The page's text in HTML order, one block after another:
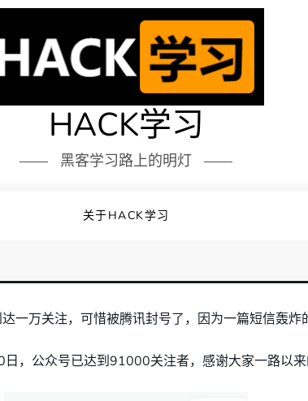
HACK学习
黑客学习路上的明灯
关于HACK学习
一万关注，可惜被腾讯封号了，因为一篇短信轰炸
，公众号已达到91000关注者，感谢大家一路以